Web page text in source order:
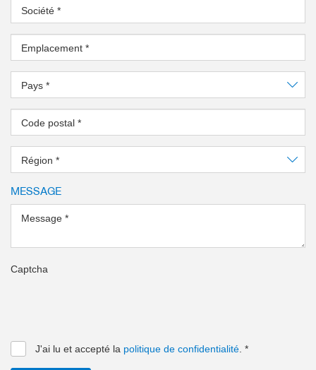
Guidage linéaire en aluminium – L’alternative
Société *
Emplacement *
Pays *
Code postal *
Région *
MESSAGE
Message *
Captcha
J'ai lu et accepté la politique de confidentialité *